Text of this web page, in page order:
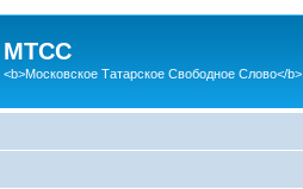
МТСС
<b>Московское Татарское Свободное Слово</b>